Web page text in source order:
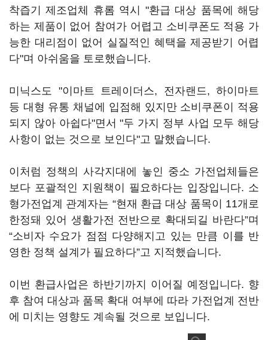
착즙기 제조업체 휴롬 역시 "환급 대상 품목에 해당
하는 제품이 없어 참여가 어렵고 소비쿠폰도 적용 가
능한 대리점이 없어 실질적인 혜택을 제공받기 어렵
다"며 아쉬움을 토로했습니다.
미닉스도 "이마트 트레이더스, 전자랜드, 하이마트
등 대형 유통 채널에 입점해 있지만 소비쿠폰이 적용
되지 않아 아쉽다"면서 "두 가지 정부 사업 모두 해당
사항이 없는 것으로 보인다"고 말했습니다.
이처럼 정책의 사각지대에 놓인 중소 가전업체들은
보다 포괄적인 지원책이 필요하다는 입장입니다. 소
형가전업계 관계자는 “현재 환급 대상 품목이 11개로
한정돼 있어 생활가전 전반으로 확대되길 바란다”며
“소비자 수요가 점점 다양해지고 있는 만큼 이를 반
영한 정책 설계가 필요하다”고 지적했습니다.
이번 환급사업은 하반기까지 이어질 예정입니다. 향
후 참여 대상과 품목 확대 여부에 따라 가전업계 전반
에 미치는 영향도 계속될 것으로 보입니다.